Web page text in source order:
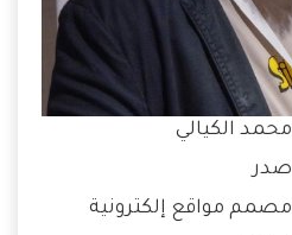
محمد الكيالي
صدر
مصمم مواقع إلكترونية